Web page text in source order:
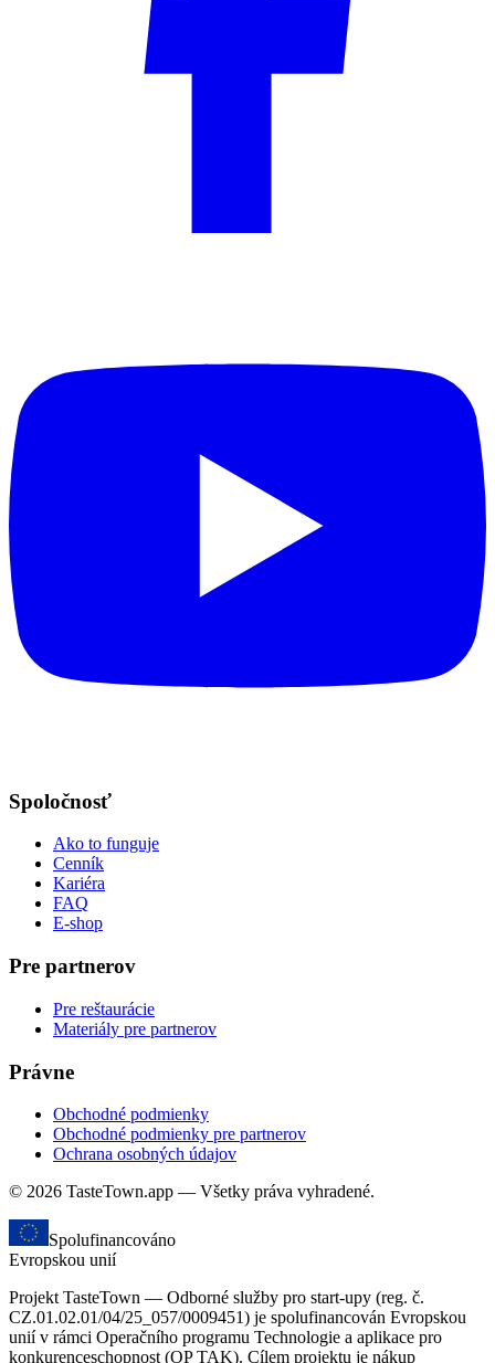
Spoločnosť
Ako to funguje
Cenník
Kariéra
FAQ
E-shop
Pre partnerov
Pre reštaurácie
Materiály pre partnerov
Právne
Obchodné podmienky
Obchodné podmienky pre partnerov
Ochrana osobných údajov
© 2026 TasteTown.app — Všetky práva vyhradené.
Spolufinancováno
Evropskou unií
Projekt TasteTown — Odborné služby pro start-upy (reg. č.
CZ.01.02.01/04/25_057/0009451) je spolufinancován Evropskou
unií v rámci Operačního programu Technologie a aplikace pro
konkurenceschopnost (OP TAK). Cílem projektu je nákup